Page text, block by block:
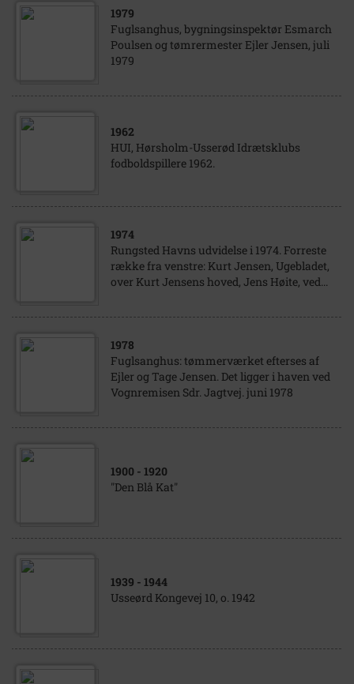
1979
Fuglsanghus, bygningsinspektør Esmarch
Poulsen og tømrermester Ejler Jensen, juli
1979
1962
HUI, Hørsholm-Usserød Idrætsklubs
fodboldspillere 1962.
1974
Rungsted Havns udvidelse i 1974. Forreste
række fra venstre: Kurt Jensen, Ugebladet,
over Kurt Jensens hoved, Jens Høite, ved...
1978
Fuglsanghus: tømmerværket efterses af
Ejler og Tage Jensen. Det ligger i haven ved
Vognremisen Sdr. Jagtvej. juni 1978
1900 - 1920
"Den Blå Kat"
1939 - 1944
Usseørd Kongevej 10, o. 1942